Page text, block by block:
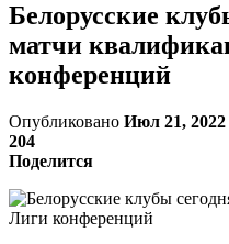
Белорусские
матчи
конференций
Опубликовано Июл 21, 2022
204
Поделится